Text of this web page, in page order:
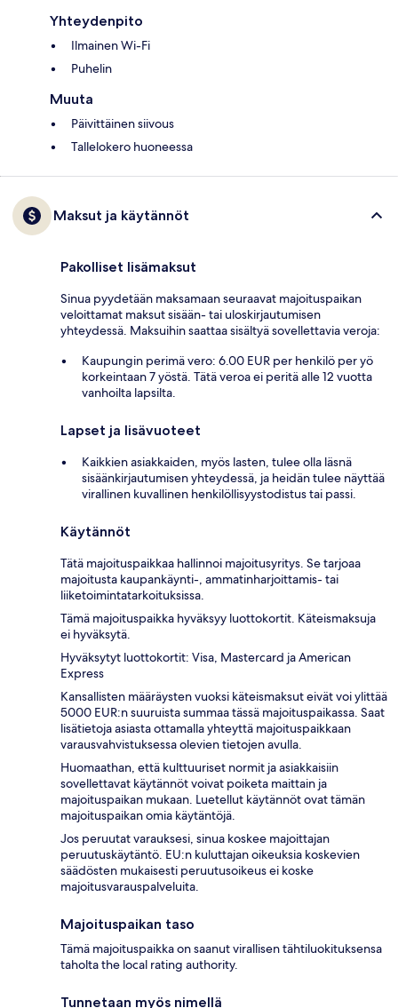
Yhteydenpito
Ilmainen Wi-Fi
Puhelin
Muuta
Päivittäinen siivous
Tallelokero huoneessa
Maksut ja käytännöt
Pakolliset lisämaksut
Sinua pyydetään maksamaan seuraavat majoituspaikan
veloittamat maksut sisään- tai uloskirjautumisen
yhteydessä. Maksuihin saattaa sisältyä sovellettavia veroja:
Kaupungin perimä vero: 6.00 EUR per henkilö per yö
korkeintaan 7 yöstä. Tätä veroa ei peritä alle 12 vuotta
vanhoilta lapsilta.
Lapset ja lisävuoteet
Kaikkien asiakkaiden, myös lasten, tulee olla läsnä
sisäänkirjautumisen yhteydessä, ja heidän tulee näyttää
virallinen kuvallinen henkilöllisyystodistus tai passi.
Käytännöt
Tätä majoituspaikkaa hallinnoi majoitusyritys. Se tarjoaa
majoitusta kaupankäynti-, ammatinharjoittamis- tai
liiketoimintatarkoituksissa.
Tämä majoituspaikka hyväksyy luottokortit. Käteismaksuja
ei hyväksytä.
Hyväksytyt luottokortit: Visa, Mastercard ja American
Express
Kansallisten määräysten vuoksi käteismaksut eivät voi ylittää
5000 EUR:n suuruista summaa tässä majoituspaikassa. Saat
lisätietoja asiasta ottamalla yhteyttä majoituspaikkaan
varausvahvistuksessa olevien tietojen avulla.
Huomaathan, että kulttuuriset normit ja asiakkaisiin
sovellettavat käytännöt voivat poiketa maittain ja
majoituspaikan mukaan. Luetellut käytännöt ovat tämän
majoituspaikan omia käytäntöjä.
Jos peruutat varauksesi, sinua koskee majoittajan
peruutuskäytäntö. EU:n kuluttajan oikeuksia koskevien
säädösten mukaisesti peruutusoikeus ei koske
majoitusvarauspalveluita.
Majoituspaikan taso
Tämä majoituspaikka on saanut virallisen tähtiluokituksensa
taholta the local rating authority.
Tunnetaan myös nimellä